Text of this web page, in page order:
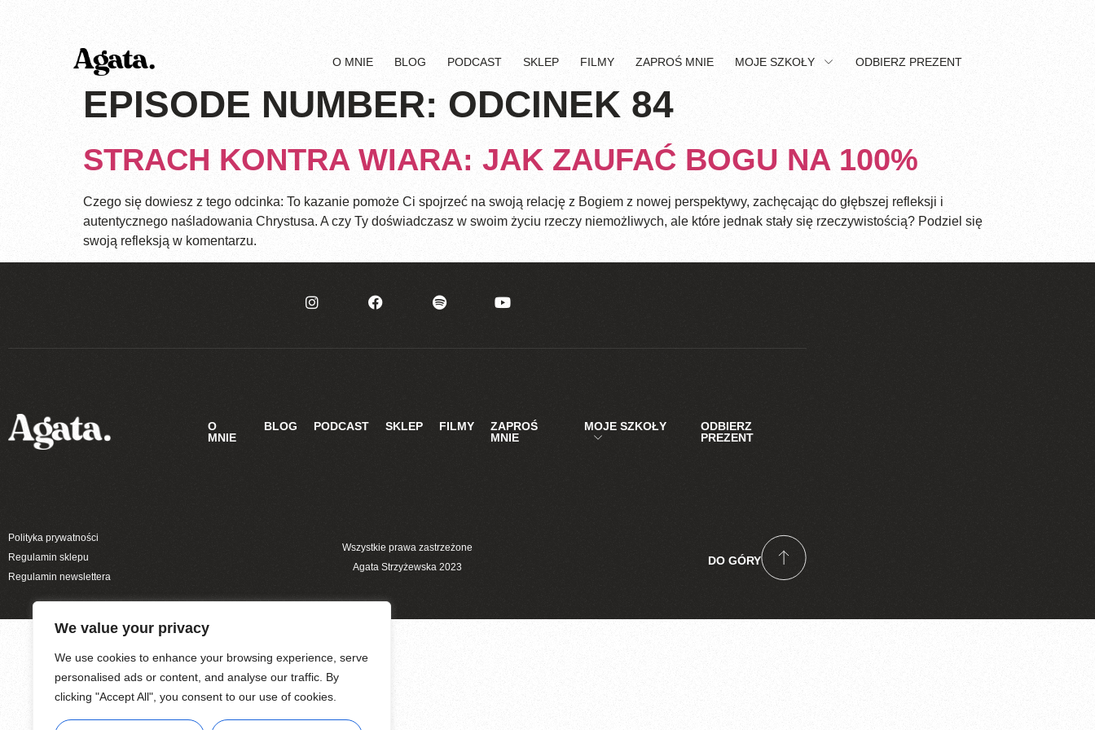
We value your privacy
We use cookies to enhance your browsing experience, serve
personalised ads or content, and analyse our traffic. By
clicking "Accept All", you consent to our use of cookies.
O MNIE BLOG PODCAST SKLEP FILMY ZAPROŚ MNIE MOJE SZKOŁY ODBIERZ PREZENT
EPISODE NUMBER: ODCINEK 84
STRACH KONTRA WIARA: JAK ZAUFAĆ BOGU NA 100%
Czego się dowiesz z tego odcinka: To kazanie pomoże Ci spojrzeć na swoją relację z Bogiem z nowej perspektywy, zachęcając do głębszej refleksji i
autentycznego naśladowania Chrystusa. A czy Ty doświadczasz w swoim życiu rzeczy niemożliwych, ale które jednak stały się rzeczywistością? Podziel się
swoją refleksją w komentarzu.
O
MNIE
BLOG PODCAST SKLEP FILMY
ZAPROŚ
MNIE
MOJE SZKOŁY
ODBIERZ
PREZENT
Polityka prywatności
Regulamin sklepu
Regulamin newslettera
Wszystkie prawa zastrzeżone
Agata Strzyżewska 2023
DO GÓRY